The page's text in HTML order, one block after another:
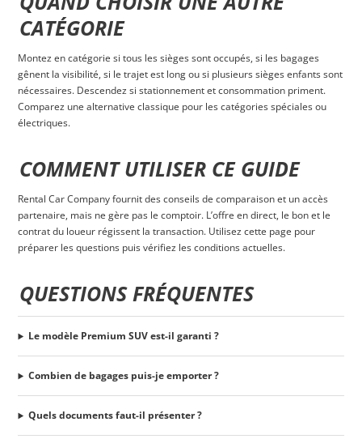
CATÉGORIE
Montez en catégorie si tous les sièges sont occupés, si les bagages
gênent la visibilité, si le trajet est long ou si plusieurs sièges enfants sont
nécessaires. Descendez si stationnement et consommation priment.
Comparez une alternative classique pour les catégories spéciales ou
électriques.
COMMENT UTILISER CE GUIDE
Rental Car Company fournit des conseils de comparaison et un accès
partenaire, mais ne gère pas le comptoir. L’offre en direct, le bon et le
contrat du loueur régissent la transaction. Utilisez cette page pour
préparer les questions puis vérifiez les conditions actuelles.
QUESTIONS FRÉQUENTES
Le modèle Premium SUV est-il garanti ?
Combien de bagages puis-je emporter ?
Quels documents faut-il présenter ?